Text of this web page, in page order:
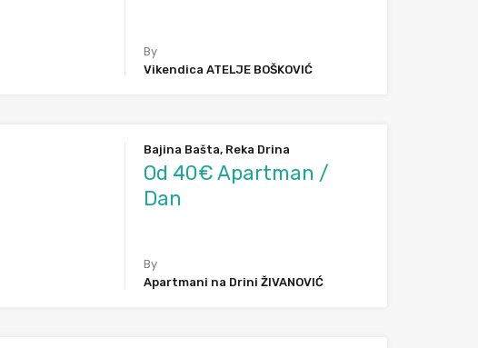
By
Vikendica ATELJE BOŠKOVIĆ
Bajina Bašta, Reka Drina
Od 40€ Apartman /
Dan
By
Apartmani na Drini ŽIVANOVIĆ